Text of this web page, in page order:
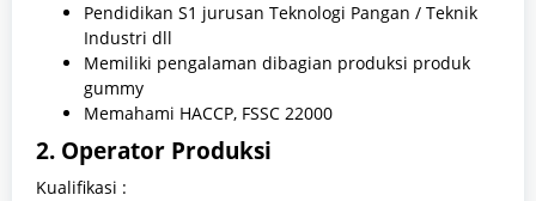
Pendidikan S1 jurusan Teknologi Pangan / Teknik
Industri dll
Memiliki pengalaman dibagian produksi produk
gummy
Memahami HACCP, FSSC 22000
2. Operator Produksi
Kualifikasi :